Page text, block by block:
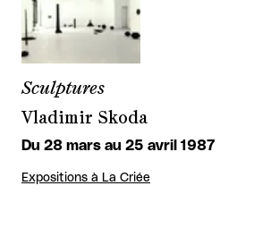
Sculptures
Vladimir Skoda
Du 28 mars au 25 avril 1987
Expositions à La Criée